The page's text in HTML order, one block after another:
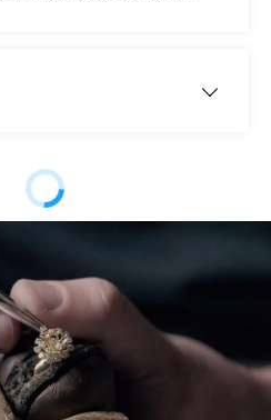
12 meses
Pérola, Zircônia
Feminino